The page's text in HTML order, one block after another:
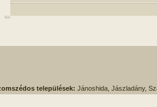
települések: Jánoshida, Jászladány,